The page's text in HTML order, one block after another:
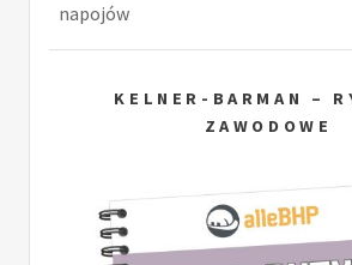
napojów
KELNER-BARMAN –
ZAWODOWE